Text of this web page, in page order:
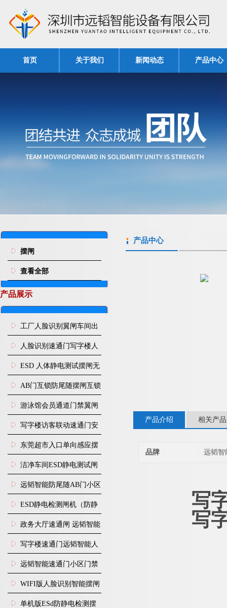
首页 关于我们 新闻动态 产品中心
摆闸
查看全部
产品展示
工厂人脸识别翼闸车间出
入口人行通道门禁
人脸识别速通门写字楼人
行通道闸门禁设备
ESD 人体静电测试摆闸无
尘车间防静电闸机
AB门互锁防尾随摆闸互锁
闸机
游泳馆会员通道门禁翼闸
写字楼访客联动速通门安
装
东莞超市入口单向感应摆
闸安装
洁净车间ESD静电测试闸
机
远韬智能防尾随AB门小区
门禁闸机安装
​ESD静电检测闸机（防静
电门禁通道系统）
政务大厅速通闸 远韬智能
防尾随静音速通门
写字楼速通门远韬智能人
脸识别快速通道闸
远韬智能速通门小区门禁
闸机食堂消费摆闸
WIFI版人脸识别智能摆闸
机
单机版ESd防静电检测摆
产品中心
产品介绍 相关产品
品牌 远韬智
写
写